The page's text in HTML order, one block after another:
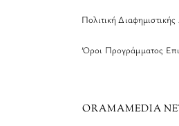
Πολιτική Διαφημιστικής
Όροι Προγράμματος
ORAMAMEDIA